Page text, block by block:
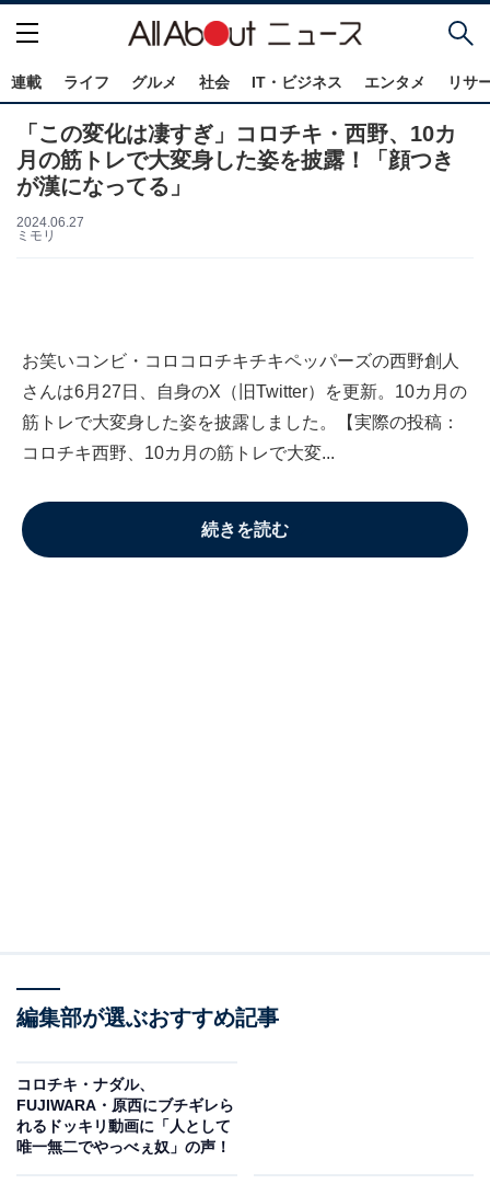
連載 ライフ グルメ 社会 IT・ビジネス エンタメ リサ
「この変化は凄すぎ」コロチキ・西野、10カ
月の筋トレで大変身した姿を披露！「顔つき
が漢になってる」
2024.06.27
ミモリ
お笑いコンビ・コロコロチキチキペッパーズの西野創人
さんは6月27日、自身のX（旧Twitter）を更新。10カ月の
筋トレで大変身した姿を披露しました。【実際の投稿：
コロチキ西野、10カ月の筋トレで大変...
続きを読む
編集部が選ぶおすすめ記事
コロチキ・ナダル、
FUJIWARA・原西にブチギレら
れるドッキリ動画に「人として
唯一無二でやっべぇ奴」の声！